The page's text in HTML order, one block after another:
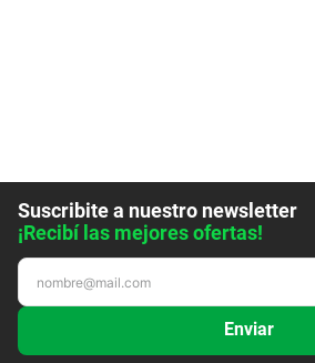
Suscribite a nuestro newsletter
¡Recibí las mejores ofertas!
Enviar